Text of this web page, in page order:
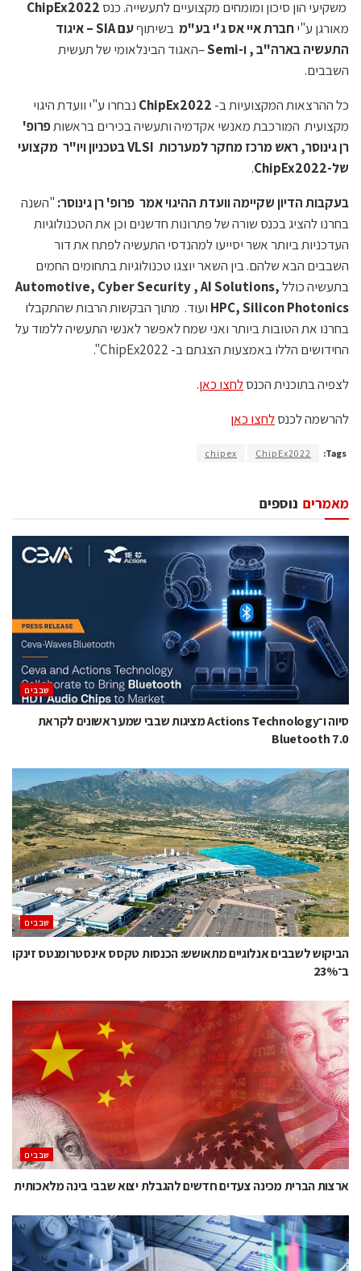
משקיעי הון סיכון ומומחים מקצועיים לתעשייה. כנס ChipEx2022
מאורגן ע"יחברת איי אס ג'י בע"מ בשיתוף
עם SIA – איגוד
התעשיה בארה"ב ,ו-Semi
–האגוד הבינלאומי של תעשית
השבבים.
כל ההרצאות המקצועיות ב- ChipEx2022 נבחרו ע"י וועדת היגוי
מקצועית המורכבת מאנשי אקדמיה ותעשיה בכירים בראשותפרופ'
רן גינוסר,ראש מרכז מחקר למערכות VLSIבטכניון ויו"ר מקצועי
של-ChipEx2022
.
בעקבות הדיון שקיימה וועדת ההיגוי אמר פרופ' רן גינוסר: "השנה
בחרנו להציג בכנס שורה של פתרונות חדשנים וכן את הטכנולוגיות
העדכניות ביותר אשר יסייעו למהנדסי התעשיה לפתח את דור
השבבים הבא שלהם. בין השאר יוצגו טכנולוגיות בתחומים החמים
בתעשיה כוללAutomotive, Cyber Security , AI Solutions,
HPC, Silicon Photonics ועוד. מתוך הבקשות הרבות שהתקבלו
בחרנו את הטובות ביותר ואני שמח לאפשר לאנשי התעשיה ללמוד על
החידושים הללו באמצעות הצגתם ב- ChipEx2022".
לצפיה בתוכנית הכנסלחצו כאן.
להרשמה לכנסלחצו כאן
Tags:
ChipEx2022
chipex
נוספים מאמרים
‫שבבים‬
סיוה ו־Actions Technology מציגות שבבי שמע ראשונים לקראת
Bluetooth 7.0
‫שבבים‬
הביקוש לשבבים אנלוגיים מתאושש: הכנסות טקסס אינסטרומנטס זינקו
ב־23%
‫שבבים‬
ארצות הברית מכינה צעדים חדשים להגבלת יצוא שבבי בינה מלאכותית